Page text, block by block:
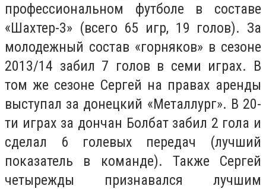
профессиональном футболе в составе
«Шахтер-3» (всего 65 игр, 19 голов). За
молодежный состав «горняков» в сезоне
2013/14 забил 7 голов в семи играх. В
том же сезоне Сергей на правах аренды
выступал за донецкий «Металлург». В 20-
ти играх за дончан Болбат забил 2 гола и
сделал 6 голевых передач (лучший
показатель в команде). Также Сергей
четырежды признавался лучшим